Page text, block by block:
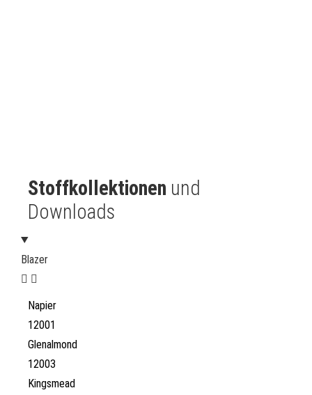
Stoffkollektionen und
Downloads
Blazer
Napier
12001
Glenalmond
12003
Kingsmead